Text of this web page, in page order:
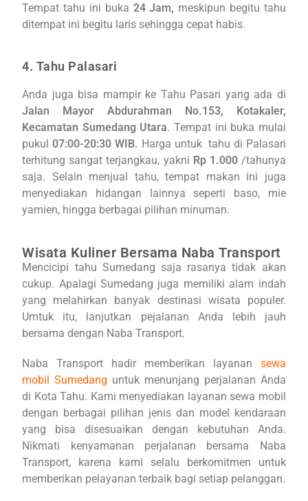
Tempat tahu ini buka 24 Jam, meskipun begitu tahu
ditempat ini begitu laris sehingga cepat habis.
4. Tahu Palasari
Anda juga bisa mampir ke Tahu Pasari yang ada di
Jalan Mayor Abdurahman No.153, Kotakaler,
Kecamatan Sumedang Utara. Tempat ini buka mulai
pukul07:00-20:30 WIB. Harga untuk tahu di Palasari
terhitung sangat terjangkau, yakni Rp 1.000/tahunya
saja. Selain menjual tahu, tempat makan ini juga
menyediakan hidangan lainnya seperti baso, mie
yamien, hingga berbagai pilihan minuman.
Wisata Kuliner Bersama Naba Transport
Mencicipi tahu Sumedang saja rasanya tidak akan
cukup. Apalagi Sumedang juga memiliki alam indah
yang melahirkan banyak destinasi wisata populer.
Umtuk itu, lanjutkan pejalanan Anda lebih jauh
bersama dengan Naba Transport.
Naba Transport hadir memberikan layanan sewa
mobil Sumedang untuk menunjang perjalanan Anda
di Kota Tahu. Kami menyediakan layanan sewa mobil
dengan berbagai pilihan jenis dan model kendaraan
yang bisa disesuaikan dengan kebutuhan Anda.
Nikmati kenyamanan perjalanan bersama Naba
Transport, karena kami selalu berkomitmen untuk
memberikan pelayanan terbaik bagi setiap pelanggan.